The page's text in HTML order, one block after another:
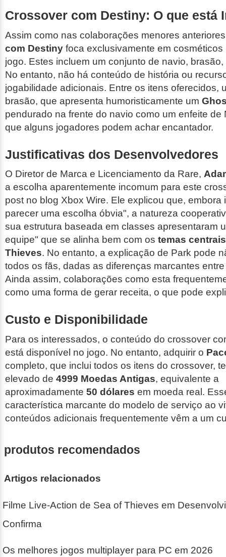
Crossover com Destiny: O que está
Assim como nas colaborações menores
com Destiny foca exclusivamente em cosméticos
jogo. Estes incluem um conjunto de navio,
No entanto, não há conteúdo de história ou
jogabilidade adicionais. Entre os itens oferecidos,
brasão, que apresenta humoristicamente um
pendurado na frente do navio como um enfeite
que alguns jogadores podem achar encantador.
Justificativas dos Desenvolvedores
O Diretor de Marca e Licenciamento da Rare,
a escolha aparentemente incomum para este
post no blog Xbox Wire. Ele explicou que, embora
parecer uma escolha óbvia", a natureza
sua estrutura baseada em classes apresentaram
equipe" que se alinha bem com os temas
Thieves. No entanto, a explicação de Park pode
todos os fãs, dadas as diferenças marcantes
Ainda assim, colaborações como esta
como uma forma de gerar receita, o que pode
Custo e Disponibilidade
Para os interessados, o conteúdo do crossover
está disponível no jogo. No entanto, adquirir o
completo, que inclui todos os itens do crossover,
elevado de 4999 Moedas Antigas, equivalente a
aproximadamente 50 dólares em moeda real.
característica marcante do modelo de serviço ao
conteúdos adicionais frequentemente vêm a um
produtos recomendados
Artigos relacionados
Filme Live-Action de Sea of Thieves em
Confirma
Os melhores jogos multiplayer para PC em 2026